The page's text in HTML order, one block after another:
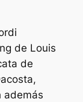
de Louis
de
además